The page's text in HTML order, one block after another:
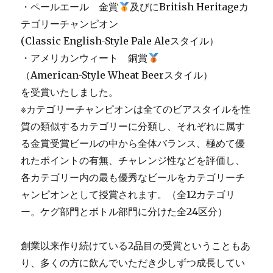
・ペールエール 金賞
及びにBritish Heritageカ
テゴリーチャンピオン
(Classic English-Style Pale Aleスタイル）
・アメリカンウィート 銅賞
（American-Style Wheat Beerスタイル）
を受賞いたしました。
※カテゴリーチャンピオンは全てのビアスタイルを性
質の類似するカテゴリーに分類し、それぞれに属す
る金賞受賞ビールの中から全体バランス、極めて優
れたポイントの有無、チャレンジ性などを評価し、
各カテゴリー内の最も優秀なビールをカテゴリーチ
ャンピオンとして授賞されます。（全12カテゴリ
ー。ケグ部門とボトル部門に分けた全24区分）
創業以来作り続けている2品目の受賞ということもあ
り、多くの方に飲んでいただき少しずつ成長してい